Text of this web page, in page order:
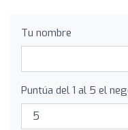
Tu nombre
Puntúa del 1 al 5 el